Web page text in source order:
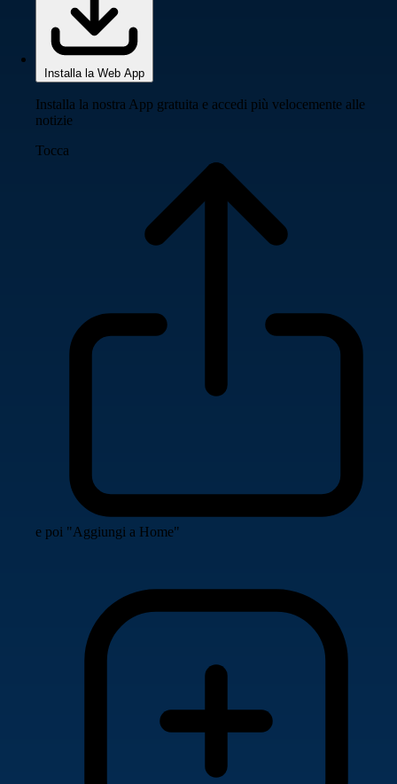
Installa la Web App
Installa la nostra App gratuita e accedi più velocemente alle
notizie
Tocca
e poi "Aggiungi a Home"